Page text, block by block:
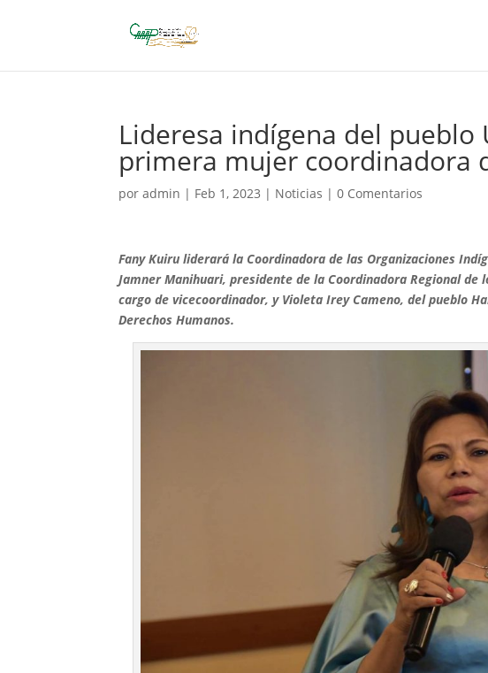
Lideresa indígena del
primera mujer coordinadora
poradmin | Feb 1, 2023 | Noticias |0 Comentarios
Fany Kuiru liderará la Coordinadora de las Organizaciones
Jamner Manihuari, presidente de la Coordinadora Regional de
cargo de vicecoordinador, y Violeta Irey Cameno, del pueblo
Derechos Humanos.